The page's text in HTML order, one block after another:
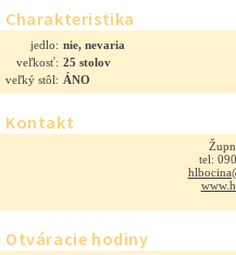
Charakteristika
jedlo: nie, nevaria
veľkosť: 25 stolov
veľký stôl: ÁNO
Kontakt
tel:
Otváracie hodiny